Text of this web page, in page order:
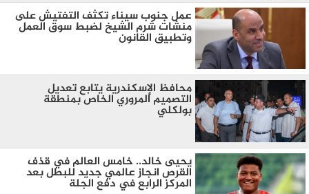
عمل جنوب سيناء تكثف التفتيش على
منشات شرم الشيخ لضبط سوق العمل
وتطبيق القانون
محافظ الإسكندرية يتابع تعديل
التصميم المروري الخاص بمنطقة
بولكلي
يحيى خالد.. خامس العالم في قذف
القرص انجاز عالمي جديد للبطل بعد
المركز الرابع في دفع الجلة